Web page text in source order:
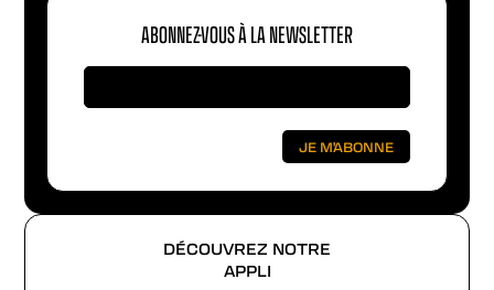
DÉCOUVREZ NOTRE
APPLI
ABONNEZ-VOUS À LA NEWSLETTER